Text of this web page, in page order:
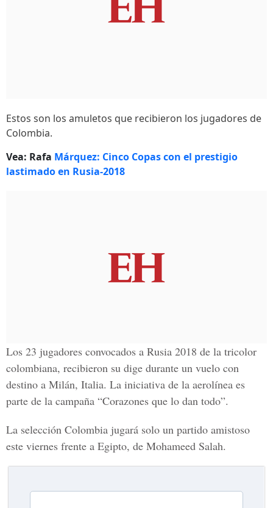
Estos son los amuletos que recibieron los jugadores de
Colombia.
Vea: Rafa Márquez: Cinco Copas con el prestigio
lastimado en Rusia-2018
Los 23 jugadores convocados a Rusia 2018 de la tricolor
colombiana, recibieron su dige durante un vuelo con
destino a Milán, Italia. La iniciativa de la aerolínea es
parte de la campaña “Corazones que lo dan todo”.
La selección Colombia jugará solo un partido amistoso
este viernes frente a Egipto, de Mohameed Salah.